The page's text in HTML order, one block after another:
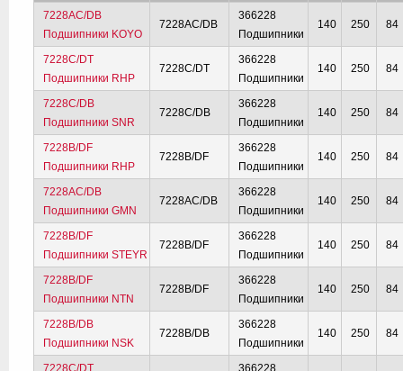
7228AC/DB
Подшипники KOYO
7228AC/DB
366228
Подшипники
140 250 84
7228C/DT
Подшипники RHP
7228C/DT
366228
Подшипники
140 250 84
7228C/DB
Подшипники SNR
7228C/DB
366228
Подшипники
140 250 84
7228B/DF
Подшипники RHP
7228B/DF
366228
Подшипники
140 250 84
7228AC/DB
Подшипники GMN
7228AC/DB
366228
Подшипники
140 250 84
7228B/DF
Подшипники STEYR
7228B/DF
366228
Подшипники
140 250 84
7228B/DF
Подшипники NTN
7228B/DF
366228
Подшипники
140 250 84
7228B/DB
Подшипники NSK
7228B/DB
366228
Подшипники
140 250 84
7228C/DT 366228